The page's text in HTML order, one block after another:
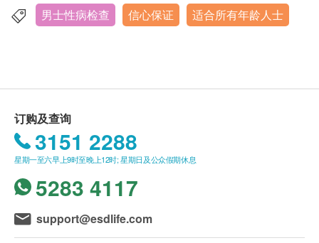
有效期
报告
进行健康检查后，一般情况下，需大概5至12个工作
天跟进检查报告， 工作天不包括星期六、日及公众假
期。轮侯报告讲解时间会因应不同情况(如个别化验项
目所需时间或客人指明特定时段)而有所延长。
A. 本地及海外客户
香港九龙尖沙咀弥敦道132号美丽华广场一期19楼1917室
男士性病检查 信心保证 适合所有年龄人士
订购及查询
3151 2288
星期一至六早上9时至晚上12时; 星期日及公众假期休息
5283 4117
support@esdlife.com